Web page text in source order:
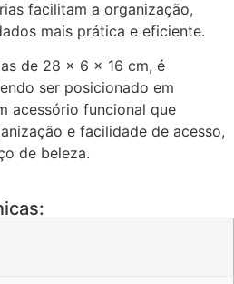
facilitam a organização,
mais prática e eficiente.
de 28 x 6 x 16 cm, é
ser posicionado em
acessório funcional que
e facilidade de acesso,
de beleza.